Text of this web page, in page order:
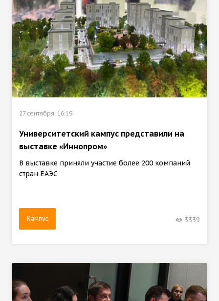
27 сентября, 16:19
Университетский кампус представили на
выставке «Иннопром»
В выставке приняли участие более 200 компаний
стран ЕАЭС
Кампус 3339